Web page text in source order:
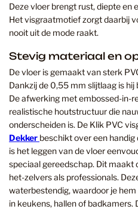
Deze vloer brengt rust, diepte en
Het visgraatmotief zorgt daarbij
nooit uit de mode raakt.
Stevig materiaal en
De vloer is gemaakt van sterk
Dankzij de 0,55 mm slijtlaag is
De afwerking met embossed-in-
realistische houtstructuur die
onderscheiden is. De Klik PVC
Dekker beschikt over een
is het leggen van de vloer
speciaal gereedschap. Dit maakt
het-zelvers als professionals.
waterbestendig, waardoor je
in keukens, hallen of badkamers.